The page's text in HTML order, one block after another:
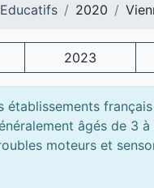
2020
2023
établissements
âgés de 3 à
moteurs et